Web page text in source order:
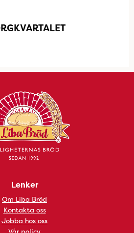
Lenker
Om Liba Bröd
Kontakta oss
Jobba hos oss